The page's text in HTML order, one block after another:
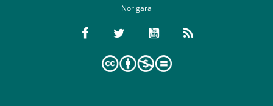
Nor gara